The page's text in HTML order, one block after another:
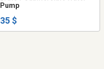
Pump
35 $